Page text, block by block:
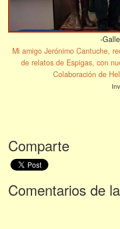
-
Mi amigo Jerónimo Cantuche,
de relatos de Espigas, con
Colaboración de
Comparte
Comentarios de